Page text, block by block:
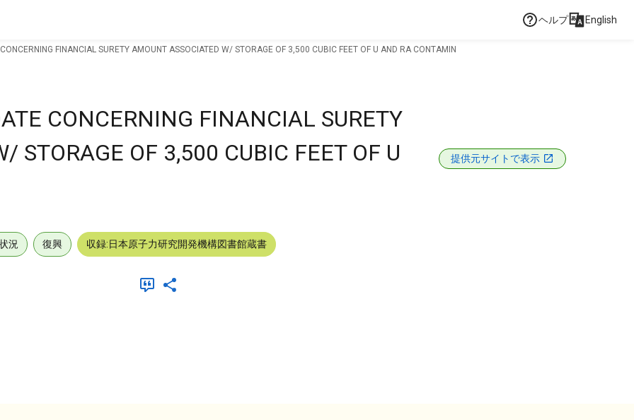
ヘルプ English
FINANCIAL SURETY AMOUNT ASSOCIATED W/ STORAGE OF 3,500 CUBIC FEET OF U AND RA CONTAMIN
CONCERNING FINANCIAL SURETY
STORAGE OF 3,500 CUBIC FEET OF U
提供元サイトで表示
況 復興 収録:日本原子力研究開発機構図書館蔵書